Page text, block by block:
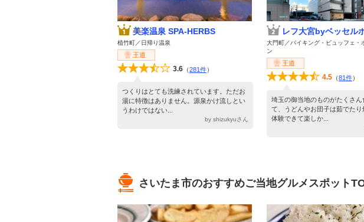
美楽温泉 SPA-HERBS
植竹町／日帰り温泉
王道
3.6 （281件）
つくりはとても洗練されています。ただお
湯に特徴はありません。源泉かけ流しとい
うわけではない...
by shizukyuさん
レフ大宮byベッセル
大門町／バイキング・ビュッフェ・
ン
王道
4.5 （81件）
埼玉の御当地のものがたくさん
て、うどんやお団子は茹でたり
体験できて楽しか...
さいたま市のおすすめご当地グルメスポット